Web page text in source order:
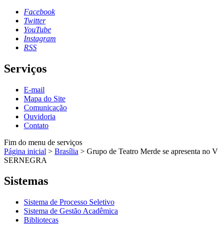
Facebook
Twitter
YouTube
Instagram
RSS
Serviços
E-mail
Mapa do Site
Comunicação
Ouvidoria
Contato
Fim do menu de serviços
Página inicial > Brasília > Grupo de Teatro Merde se apresenta no V
SERNEGRA
Sistemas
Sistema de Processo Seletivo
Sistema de Gestão Acadêmica
Bibliotecas